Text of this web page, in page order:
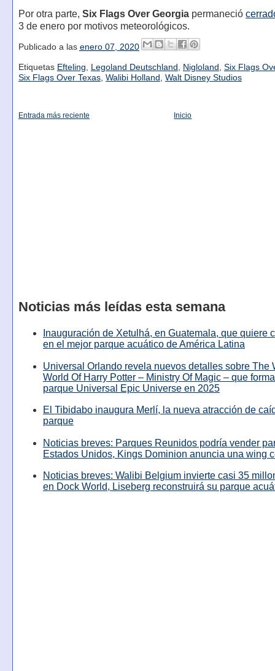
Por otra parte, Six Flags Over Georgiapermaneció
3 de enero por motivos meteorológicos.
Publicado a las enero 07, 2020
Etiquetas Efteling, Legoland Deutschland , Nigloland , Six Flags
Six Flags Over Texas, Walibi Holland , Walt Disney Studios
Entrada más reciente Inicio
Noticias más leídas esta semana
Inauguración de Xetulhá, en Guatemala, que quiere
en el mejor parque acuático de América Latina
Universal Orlando revela nuevos detalles sobre The
World Of Harry Potter – Ministry Of Magic – que
parque Universal Epic Universe en 2025
El Tibidabo inaugura Merlí, la nueva atracción de
parque
Noticias breves: Parques Reunidos podría vender
Estados Unidos, Kings Dominion anuncia una wing
Noticias breves: Walibi Belgium invierte casi 35
en Dock World, Liseberg reconstruirá su parque